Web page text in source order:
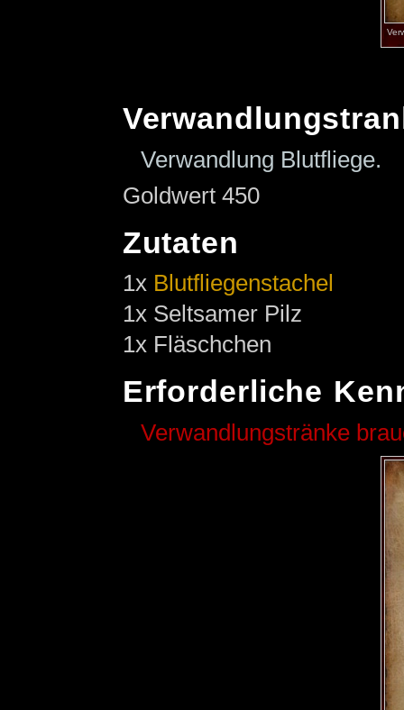
Verwandlung Blutfliege.
Goldwert 450
Zutaten
1x Blutfliegenstachel
1x Seltsamer Pilz
1x Fläschchen
Erforderliche
Verwandlungstränke